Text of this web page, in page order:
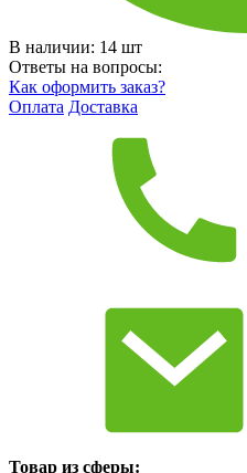
В наличии: 14 шт
Ответы на вопросы:
Как оформить заказ?
Оплата Доставка
Товар из сферы: